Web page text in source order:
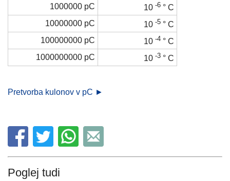
1000000 pC
10 -6 ° C
10000000 pC
10 -5 ° C
100000000 pC
10 -4 ° C
1000000000 pC
10 -3 ° C
Pretvorba kulonov v pC ►
Poglej tudi